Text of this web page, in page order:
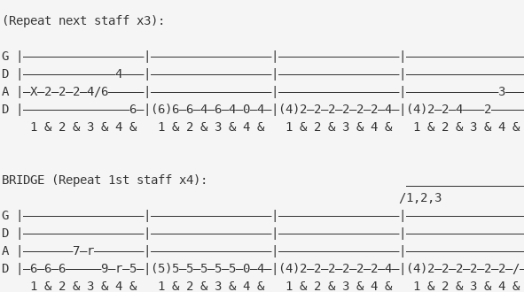
(Repeat next staff x3):
G
D
A |—X—2—2—2—4/
D
    1 & 2 & 3 & 4 &   1 & 2 & 3 & 4 &   1 & 2 & 3 & 4 &   1 & 2 & 3 & 4 &
BRIDGE (Repeat 1st staff x4):                            _________________
/1,2,3
G
D
A
D
1 & 2 & 3 & 4 &   1 & 2 & 3 & 4 &   1 & 2 & 3 & 4 &   1 & 2 & 3 & 4